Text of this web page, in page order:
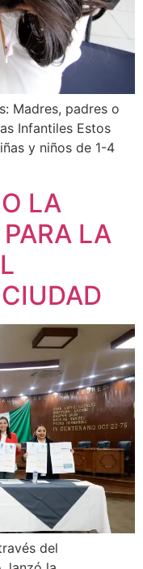
Madres, padres o
Infantiles Estos
y niños de 1-4
LA
LA
del